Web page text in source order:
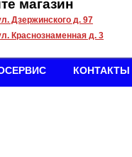
КОНТАКТЫ
магазин
Дзержинского д. 97
Краснознаменная д. 3